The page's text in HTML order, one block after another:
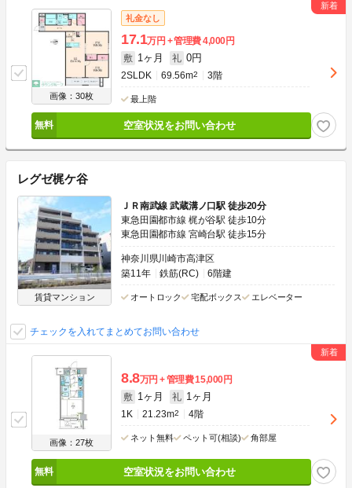
画像：30枚
礼金なし
17.1万円 管理費4,000円
敷 1ヶ月 礼 0円
2SLDK 69.56m2 3階
最上階
空室状況をお問い合わせ
レグゼ梶ケ谷
賃貸マンション
ＪＲ南武線 武蔵溝ノ口駅 徒歩20分
東急田園都市線 梶が谷駅 徒歩10分
東急田園都市線 宮崎台駅 徒歩15分
神奈川県川崎市高津区
築11年
鉄筋(RC) 6階建
オートロック 宅配ボックス エレベーター
チェックを入れてまとめてお問い合わせ
画像：27枚
8.8万円 管理費15,000円
敷 1ヶ月 礼 1ヶ月
1K 21.23m2 4階
ネット無料 ペット可(相談) 角部屋
空室状況をお問い合わせ